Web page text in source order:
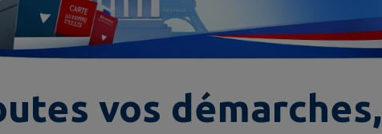
vos démarches,